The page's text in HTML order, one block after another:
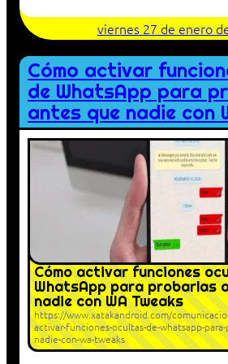
viernes 27 de enero
Cómo activar
de WhatsApp para
antes que nadie con
Cómo activar funciones
WhatsApp para probarlas
nadie con WA Tweaks
https://www.xatakandroid.com/
activar-funciones-ocultas-de-whatsapp-
nadie-con-wa-tweaks